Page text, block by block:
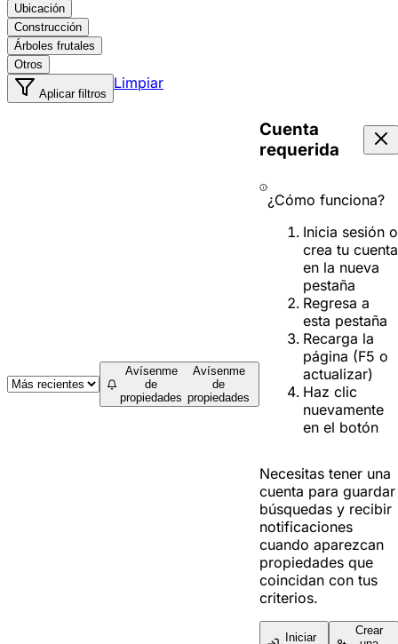
Ubicación
Construcción
Árboles frutales
Otros
Aplicar filtros
Limpiar
Avísenme
de
propiedades
Avísenme
de
propiedades
Cuenta
requerida
¿Cómo funciona?
Inicia sesión o
crea tu cuenta
en la nueva
pestaña
Regresa a
esta pestaña
Recarga la
página (F5 o
actualizar)
Haz clic
nuevamente
en el botón
Necesitas tener una
cuenta para guardar
búsquedas y recibir
notificaciones
cuando aparezcan
propiedades que
coincidan con tus
criterios.
Iniciar
Crear